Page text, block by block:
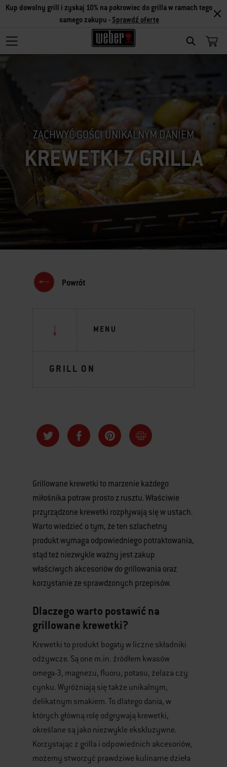
SEARCH
Kup dowolny grill i zyskaj 10% na pokrowiec do grilla w ramach tego
samego zakupu - Sprawdź ofertę
ZACHWYĆ GOŚCI UNIKALNYM DANIEM
KREWETKI Z GRILLA
Powrót
MENU
GRILL ON
Grillowane krewetki to marzenie każdego
miłośnika potraw prosto z rusztu. Właściwie
przyrządzone krewetki rozpływają się w ustach.
Warto wiedzieć o tym, że ten szlachetny
produkt wymaga odpowiedniego potraktowania,
stąd też niezwykle ważny jest zakup
właściwych akcesoriów do grillowania oraz
korzystanie ze sprawdzonych przepisów.
Dlaczego warto postawić na
grillowane krewetki?
Krewetki to produkt bogaty w liczne składniki
odżywcze. Są one m.in. źródłem kwasów
omega-3, magnezu, fluoru, potasu, żelaza czy
cynku. Wyróżniają się także unikalnym,
delikatnym smakiem. To dlatego dania, w
których główną rolę odgrywają krewetki,
określane są jako niezwykle ekskluzywne.
Korzystając z grilla i odpowiednich akcesoriów,
możemy stworzyć prawdziwe kulinarne dzieła